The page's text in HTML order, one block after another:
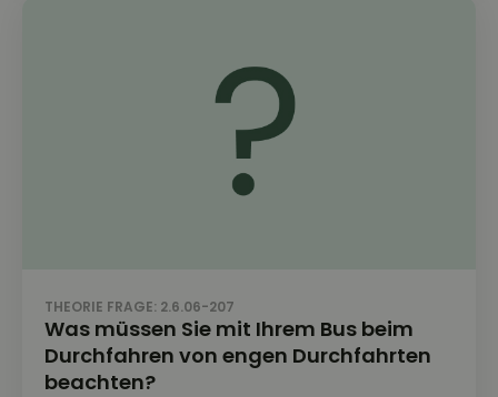
THEORIE FRAGE: 2.6.06-207
Was müssen Sie mit Ihrem Bus beim
Durchfahren von engen Durchfahrten
beachten?